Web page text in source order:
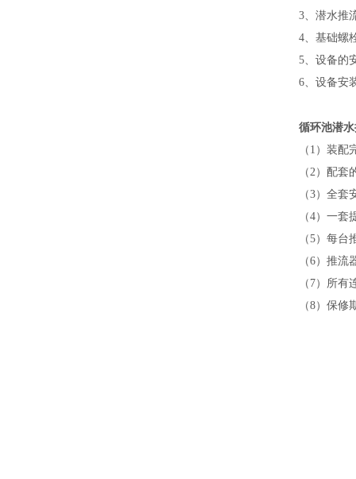
3、潜水推
4、基础螺
5、设备的
6、设备安
循环池潜
（ 1 ）装配
（2）配套
（3）全套
（4）一套
（5）每台
（6）推流
（ 7）所有
（8）保修